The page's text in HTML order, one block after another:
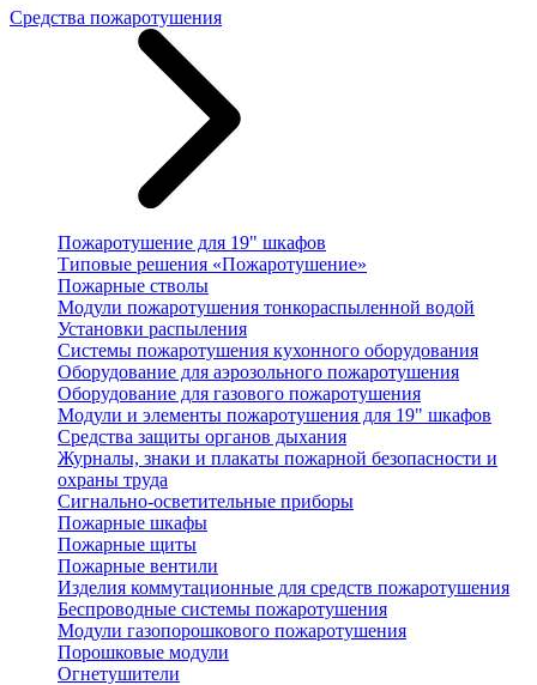
Средства пожаротушения
Пожаротушение для 19" шкафов
Типовые решения «Пожаротушение»
Пожарные стволы
Модули пожаротушения тонкораспыленной водой
Установки распыления
Системы пожаротушения кухонного оборудования
Оборудование для аэрозольного пожаротушения
Оборудование для газового пожаротушения
Модули и элементы пожаротушения для 19" шкафов
Средства защиты органов дыхания
Журналы, знаки и плакаты пожарной безопасности и
охраны труда
Сигнально-осветительные приборы
Пожарные шкафы
Пожарные щиты
Пожарные вентили
Изделия коммутационные для средств пожаротушения
Беспроводные системы пожаротушения
Модули газопорошкового пожаротушения
Порошковые модули
Огнетушители